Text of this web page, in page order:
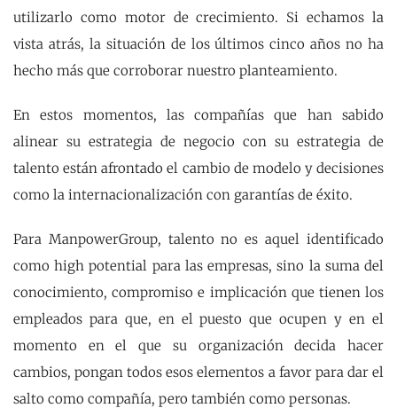
utilizarlo como motor de crecimiento. Si echamos la
vista atrás, la situación de los últimos cinco años no ha
hecho más que corroborar nuestro planteamiento.
En estos momentos, las compañías que han sabido
alinear su estrategia de negocio con su estrategia de
talento están afrontado el cambio de modelo y decisiones
como la internacionalización con garantías de éxito.
Para ManpowerGroup, talento no es aquel identificado
como high potential para las empresas, sino la suma del
conocimiento, compromiso e implicación que tienen los
empleados para que, en el puesto que ocupen y en el
momento en el que su organización decida hacer
cambios, pongan todos esos elementos a favor para dar el
salto como compañía, pero también como personas.